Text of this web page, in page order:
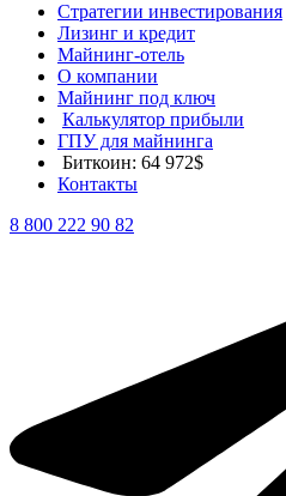
Стратегии инвестирования
Лизинг и кредит
Майнинг-отель
О компании
Майнинг под ключ
Калькулятор прибыли
ГПУ для майнинга
Биткоин: 64 972$
Контакты
8 800 222 90 82